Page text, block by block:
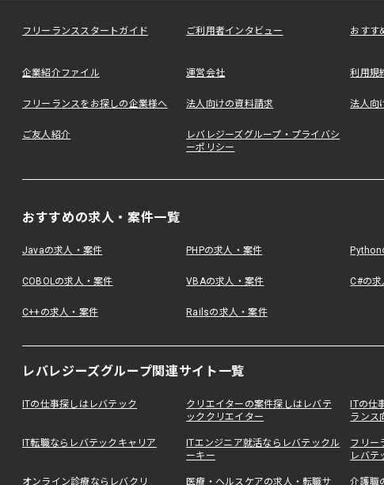
フリーランススタートガイド ご利用者インタビュー おすす
企業紹介ファイル 運営会社 利用規
フリーランスをお探しの企業様へ 法人向けの資料請求 法人向
ご友人紹介
レバレジーズグループ・プライバシ
ーポリシー
おすすめの求人・案件一覧
Javaの求人・案件 PHPの求人・案件 Python
COBOLの求人・案件 VBAの求人・案件 C#の
C++の求人・案件 Railsの求人・案件
レバレジーズグループ関連サイト一覧
ITの仕事探しはレバテック
クリエイターの案件探しはレバテ
ッククリエイター
ITの仕
ランス
IT転職ならレバテックキャリア
ITエンジニア就活ならレバテックル
ーキー
フリー
レバテ
オンライン診療ならレバクリ 医療・ヘルスケアの求人・転職サ 介護職